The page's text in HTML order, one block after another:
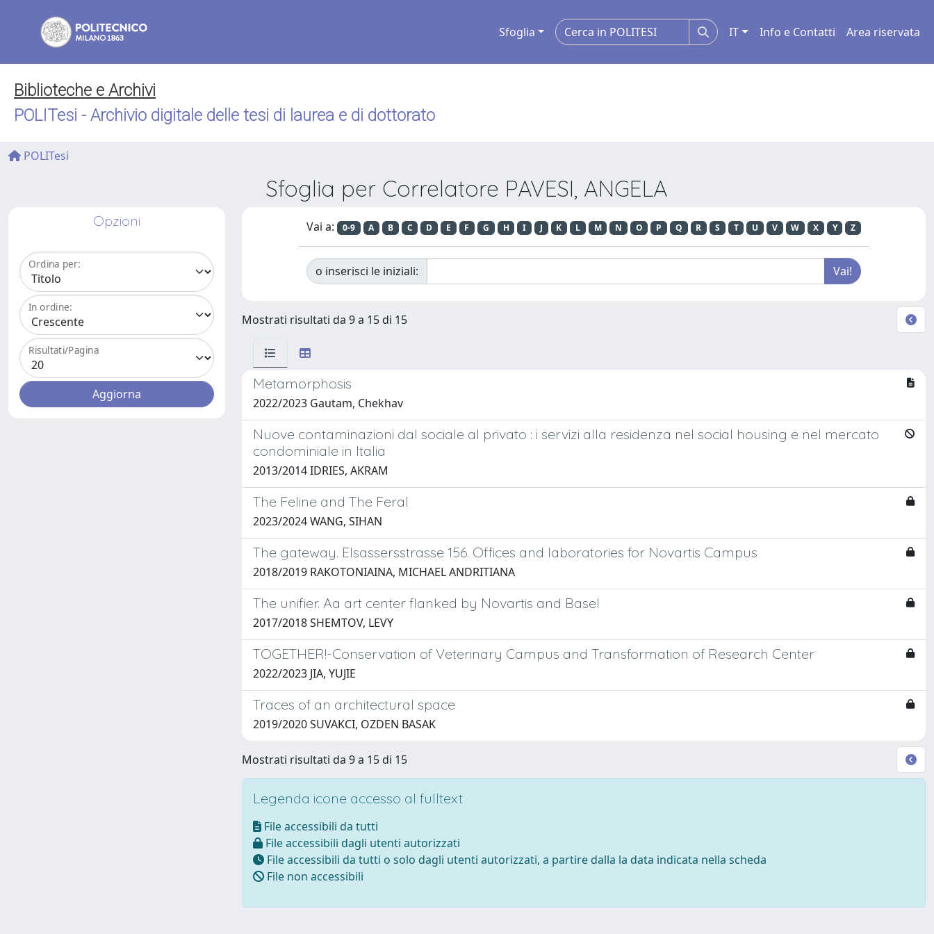
Sfoglia IT Info e Contatti Area riservata
Biblioteche e Archivi
POLITesi - Archivio digitale delle tesi di laurea e di dottorato
POLITesi
Sfoglia per Correlatore PAVESI, ANGELA
Opzioni
Ordina per:
In ordine:
Risultati/Pagina
Vai a: 0-9 A B C D E F G H I J K L M N O P Q R S T U V W X Y Z
o inserisci le iniziali:
Mostrati risultati da 9 a 15 di 15
Metamorphosis
2022/2023 Gautam, Chekhav
Nuove contaminazioni dal sociale al privato : i servizi alla residenza nel social housing e nel mercato
condominiale in Italia
2013/2014 IDRIES, AKRAM
The Feline and The Feral
2023/2024 WANG, SIHAN
The gateway. Elsassersstrasse 156. Offices and laboratories for Novartis Campus
2018/2019 RAKOTONIAINA, MICHAEL ANDRITIANA
The unifier. Aa art center flanked by Novartis and Basel
2017/2018 SHEMTOV, LEVY
TOGETHER!-Conservation of Veterinary Campus and Transformation of Research Center
2022/2023 JIA, YUJIE
Traces of an architectural space
2019/2020 SUVAKCI, OZDEN BASAK
Mostrati risultati da 9 a 15 di 15
Legenda icone accesso al fulltext
File accessibili da tutti
File accessibili dagli utenti autorizzati
File accessibili da tutti o solo dagli utenti autorizzati, a partire dalla la data indicata nella scheda
File non accessibili